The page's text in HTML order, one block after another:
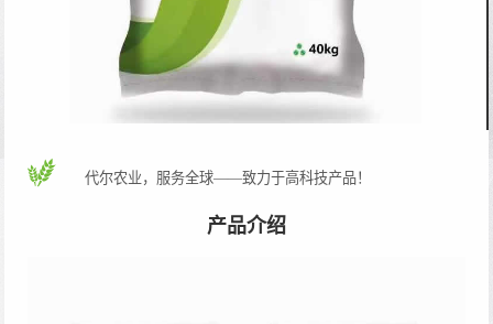
代尔农业，服务全球——致力于高科技产品！
产品介绍